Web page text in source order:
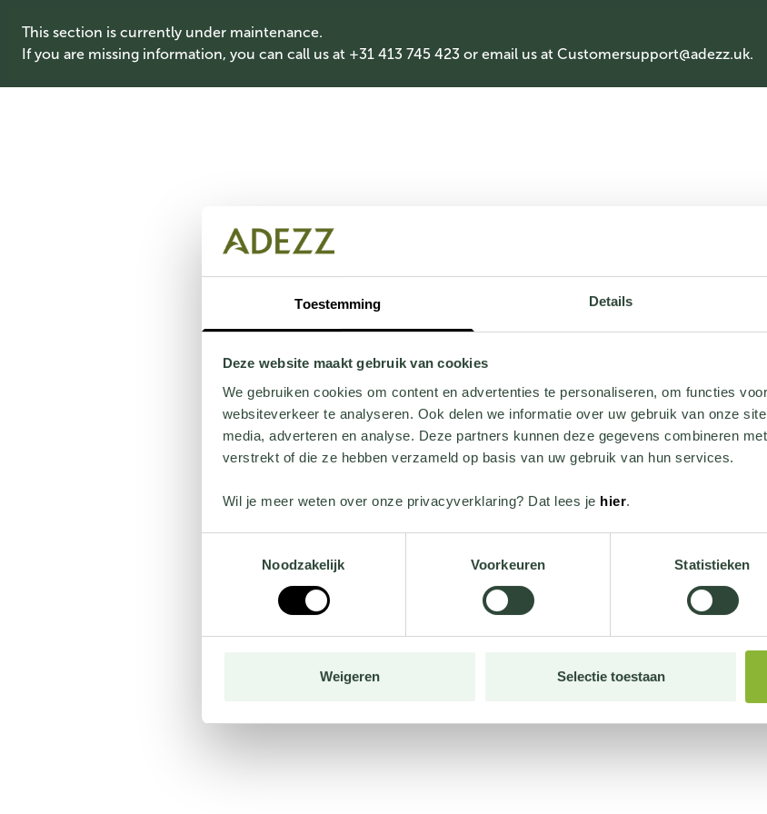
Toestemming Details
Deze website maakt gebruik van cookies
We gebruiken cookies om content en advertenties te personaliseren, om functies
websiteverkeer te analyseren. Ook delen we informatie over uw gebruik van onze
media, adverteren en analyse. Deze partners kunnen deze gegevens combineren
verstrekt of die ze hebben verzameld op basis van uw gebruik van hun services.
Wil je meer weten over onze privacyverklaring? Dat lees je hier.
Noodzakelijk
Voorkeuren Statistieken
Weigeren Selectie toestaan
This section is currently under maintenance.
If you are missing information, you can call us at +31 413 745 423 or email us at Customersupport@adezz.uk.